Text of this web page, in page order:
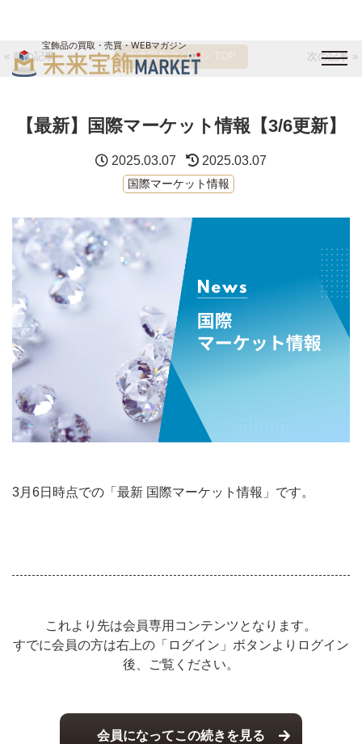
宝飾品の買取・売買・WEBマガジン
未来宝飾マガジン
運営会社
« 前の記事 未来宝飾マガジン TOP 次の記事 »
【最新】国際マーケット情報【3/6更新】
2025.03.07 2025.03.07
国際マーケット情報
3月6日時点での「最新 国際マーケット情報」です。
これより先は会員専用コンテンツとなります。
すでに会員の方は右上の「ログイン」ボタンよりログイン
後、ご覧ください。
会員になってこの続きを見る